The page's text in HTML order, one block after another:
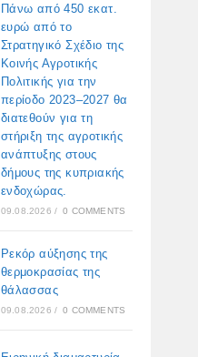
Πάνω από 450 εκατ.
ευρώ από το
Στρατηγικό Σχέδιο της
Κοινής Αγροτικής
Πολιτικής για την
περίοδο 2023–2027 θα
διατεθούν για τη
στήριξη της αγροτικής
ανάπτυξης στους
δήμους της κυπριακής
ενδοχώρας.
09.08.2026 / 0 COMMENTS
Ρεκόρ αύξησης της
θερμοκρασίας της
θάλασσας
09.08.2026 / 0 COMMENTS